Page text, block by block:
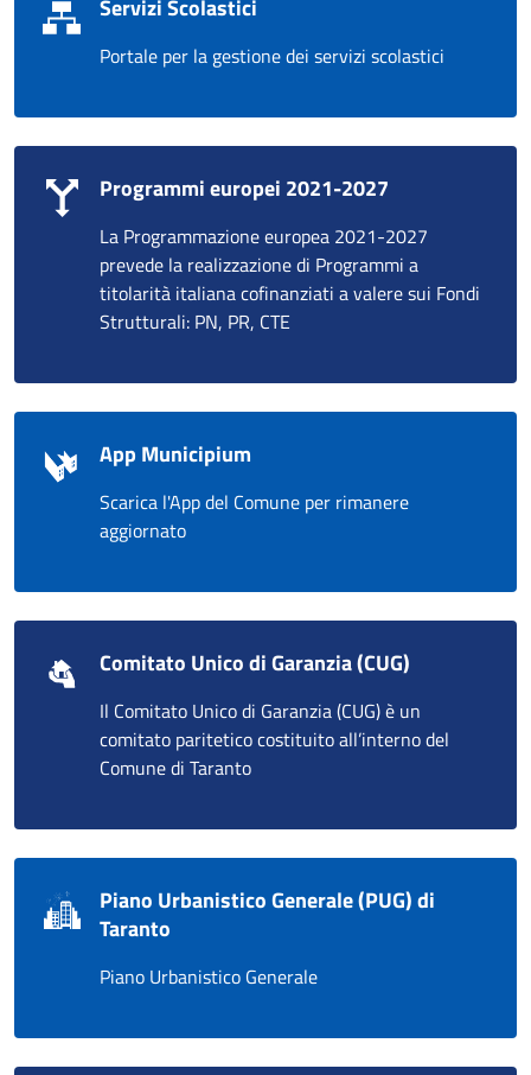
Servizi Scolastici
Portale per la gestione dei servizi scolastici
Programmi europei 2021-2027
La Programmazione europea 2021-2027
prevede la realizzazione di Programmi a
titolarità italiana cofinanziati a valere sui Fondi
Strutturali: PN, PR, CTE
App Municipium
Scarica l'App del Comune per rimanere
aggiornato
Comitato Unico di Garanzia (CUG)
Il Comitato Unico di Garanzia (CUG) è un
comitato paritetico costituito all’interno del
Comune di Taranto
Piano Urbanistico Generale (PUG) di
Taranto
Piano Urbanistico Generale